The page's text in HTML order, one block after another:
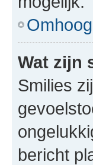
Omhoog
Wat zijn
Smilies
bericht